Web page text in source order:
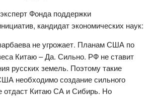
эксперт Фонда поддержки
кандидат экономических наук:
не угрожает. Планам США по
Китаю – Да. Сильно. РФ не ставит
русских земель. Поэтому такие
необходимо создание сильного
отдаст Китаю СА и Сибирь. Но